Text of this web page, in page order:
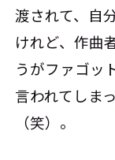
渡されて、自
けれど、作曲
うがファゴッ
言われてしま
（笑）。